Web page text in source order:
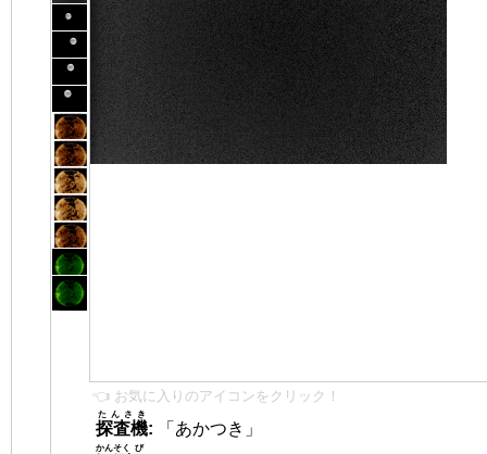
👈 お気に入りのアイコンをクリック！
探査機
たんさき
:
「あかつき」
かんそく び